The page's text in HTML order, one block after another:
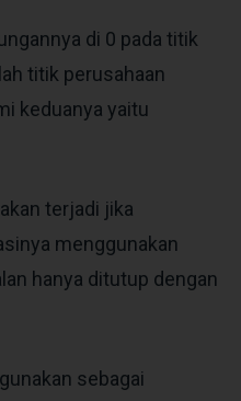
di 0 pada titik
titik perusahaan
keduanya yaitu
terjadi jika
menggunakan
hanya ditutup dengan
sebagai